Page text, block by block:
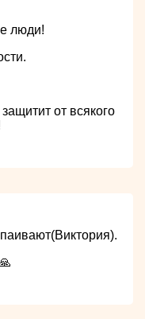
люди!
от всякого